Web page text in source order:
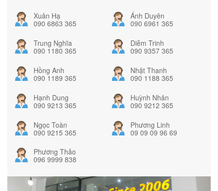
Xuân Hạ
090 6863 365
Ánh Duyên
090 6961 365
Trung Nghĩa
090 1180 365
Diễm Trinh
090 9357 365
Hồng Anh
090 1189 365
Nhật Thanh
090 1188 365
Hạnh Dung
090 9213 365
Huỳnh Nhân
090 9212 365
Ngọc Toàn
090 9215 365
Phương Linh
09 09 09 96 69
Phương Thảo
096 9999 838